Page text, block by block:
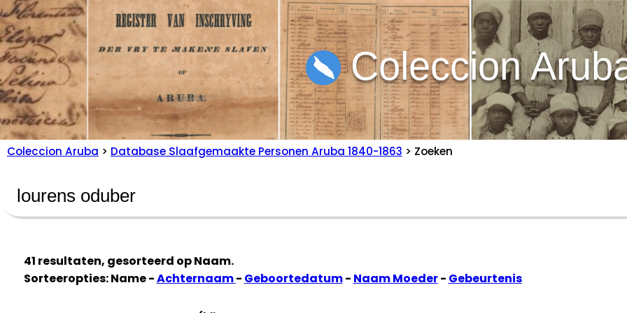
Coleccion
Coleccion Aruba > Database Slaafgemaakte Personen Aruba 1840-1863 > Zoeken
41 resultaten, gesorteerd opNaam.
Sorteeropties: Name -Achternaam- Geboortedatum- Naam Moeder- Gebeurtenis